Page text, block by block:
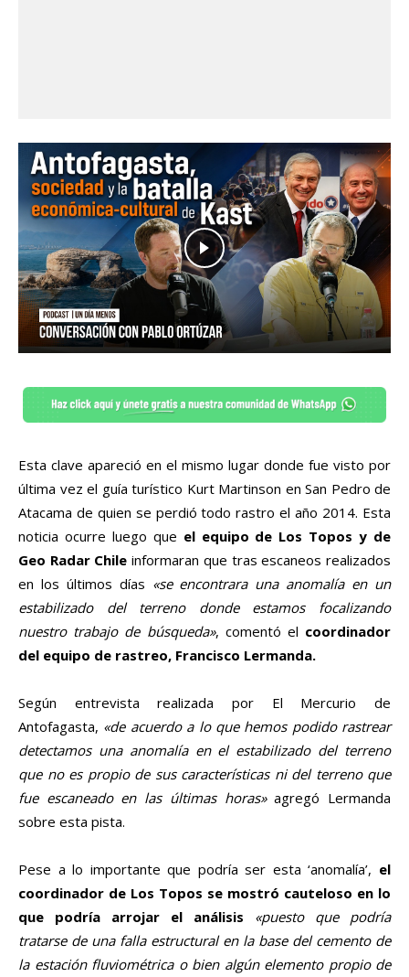
Esta clave apareció en el mismo lugar donde fue visto por
última vez el guía turístico Kurt Martinson en San Pedro de
Atacama de quien se perdió todo rastro el año 2014. Esta
noticia ocurre luego que el equipo de Los Topos y de
Geo Radar Chile informaran que tras escaneos realizados
en los últimos días «se encontrara una anomalía en un
estabilizado del terreno donde estamos focalizando
nuestro trabajo de búsqueda», comentó el coordinador
del equipo de rastreo, Francisco Lermanda.
Según entrevista realizada por El Mercurio de
Antofagasta, «de acuerdo a lo que hemos podido rastrear
detectamos una anomalía en el estabilizado del terreno
que no es propio de sus características ni del terreno que
fue escaneado en las últimas horas»agregó Lermanda
sobre esta pista.
Pese a lo importante que podría ser esta ‘anomalía’, el
coordinador de Los Topos se mostró cauteloso en lo
que podría arrojar el análisis
«puesto que podría
tratarse de una falla estructural en la base del cemento de
la estación fluviométrica o bien algún elemento propio de